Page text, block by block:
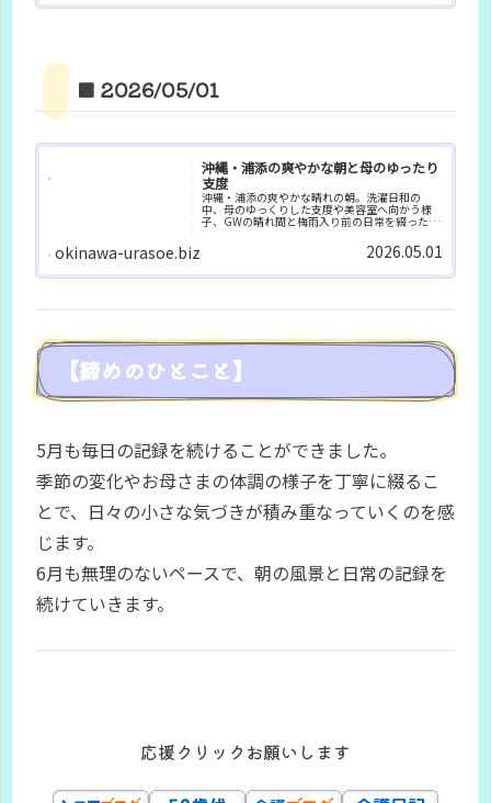
■ 2026/05/01
沖縄・浦添の爽やかな朝と母のゆったり
支度
沖縄・浦添の爽やかな晴れの朝。洗濯日和の
中、母のゆっくりした支度や美容室へ向かう様
子、GWの晴れ間と梅雨入り前の日常を綴った朝
okinawa-urasoe.biz 2026.05.01
【締めのひとこと】
5月も毎日の記録を続けることができました。
季節の変化やお母さまの体調の様子を丁寧に綴るこ
とで、日々の小さな気づきが積み重なっていくのを感
じます。
6月も無理のないペースで、朝の風景と日常の記録を
続けていきます。
応援クリックお願いします